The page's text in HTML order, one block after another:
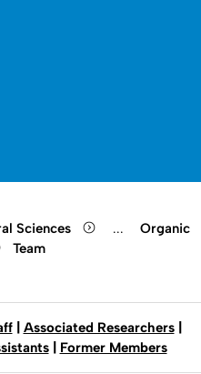
Sciences Show
...
Organic
Team
| Associated Researchers|
| Former Members